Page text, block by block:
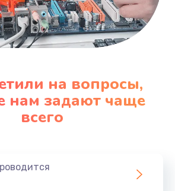
на вопросы,
нам задают чаще
всего